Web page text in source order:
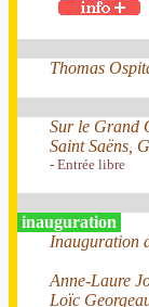
Thomas
Sur le Grand
Saint Saëns,
- Entrée libre
inauguration
Inauguration
Anne-Laure
Loïc